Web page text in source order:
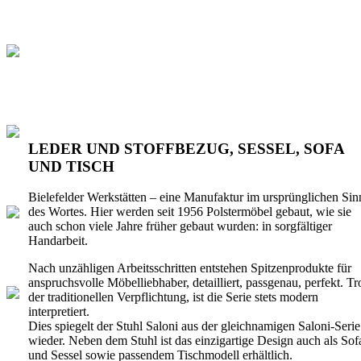
LEDER UND STOFFBEZUG, SESSEL, SOFA
UND TISCH
Bielefelder Werkstätten – eine Manufaktur im ursprünglichen
des Wortes. Hier werden seit 1956 Polstermöbel gebaut, wie sie
auch schon viele Jahre früher gebaut wurden: in sorgfältiger
Handarbeit.
Nach unzähligen Arbeitsschritten entstehen Spitzenprodukte für
anspruchsvolle Möbelliebhaber, detailliert, passgenau, perfekt.
der traditionellen Verpflichtung, ist die Serie stets modern
interpretiert.
Dies spiegelt der Stuhl Saloni aus der gleichnamigen Saloni-Serie
wieder. Neben dem Stuhl ist das einzigartige Design auch als
und Sessel sowie passendem Tischmodell erhältlich.